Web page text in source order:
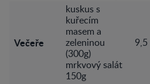
Večeře
kuskus s
kuřecím
masem a
zeleninou
(300g)
mrkvový salát
150g
9,5